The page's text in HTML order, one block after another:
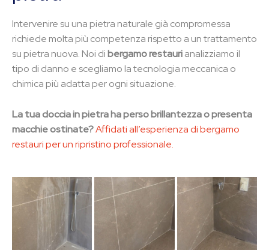
Intervenire su una pietra naturale già compromessa
richiede molta più competenza rispetto a un trattamento
su pietra nuova. Noi dibergamo restaurianalizziamo il
tipo di danno e scegliamo la tecnologia meccanica o
chimica più adatta per ogni situazione.
La tua doccia in pietra ha perso brillantezza o presenta
macchie ostinate?Affidati all’esperienza di bergamo
restauri per un ripristino professionale.